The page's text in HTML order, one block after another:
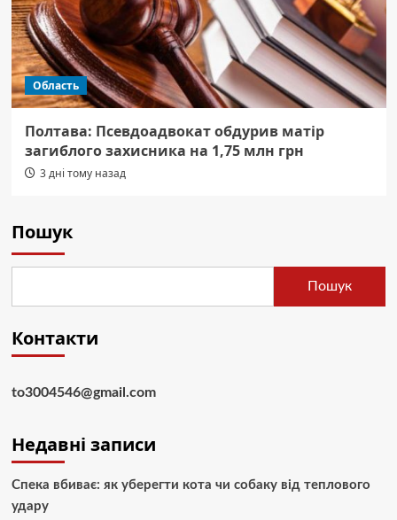
Область
Полтава: Псевдоадвокат обдурив матір
загиблого захисника на 1,75 млн грн
3 дні тому назад
Пошук
Пошук
Контакти
to3004546@gmail.com
Недавні записи
Спека вбиває: як уберегти кота чи собаку від теплового
удару